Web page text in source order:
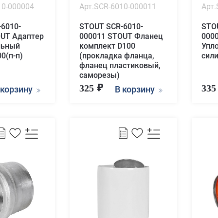
000004
6010-
Адаптер
п)
Арт.SCR-6010-000011
STOUT SCR-6010-
000011 STOUT Фланец
комплект D100
(прокладка фланца,
фланец пластиковый,
саморезы)
325 В корзину 335